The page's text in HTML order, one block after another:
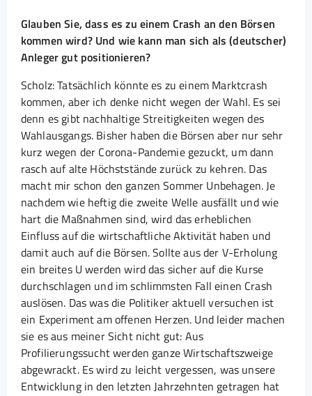
Glauben Sie, dass es zu einem Crash an den Börsen
kommen wird? Und wie kann man sich als (deutscher)
Anleger gut positionieren?
Scholz: Tatsächlich könnte es zu einem Marktcrash
kommen, aber ich denke nicht wegen der Wahl. Es sei
denn es gibt nachhaltige Streitigkeiten wegen des
Wahlausgangs. Bisher haben die Börsen aber nur sehr
kurz wegen der Corona-Pandemie gezuckt, um dann
rasch auf alte Höchststände zurück zu kehren. Das
macht mir schon den ganzen Sommer Unbehagen. Je
nachdem wie heftig die zweite Welle ausfällt und wie
hart die Maßnahmen sind, wird das erheblichen
Einfluss auf die wirtschaftliche Aktivität haben und
damit auch auf die Börsen. Sollte aus der V-Erholung
ein breites U werden wird das sicher auf die Kurse
durchschlagen und im schlimmsten Fall einen Crash
auslösen. Das was die Politiker aktuell versuchen ist
ein Experiment am offenen Herzen. Und leider machen
sie es aus meiner Sicht nicht gut: Aus
Profilierungssucht werden ganze Wirtschaftszweige
abgewrackt. Es wird zu leicht vergessen, was unsere
Entwicklung in den letzten Jahrzehnten getragen hat